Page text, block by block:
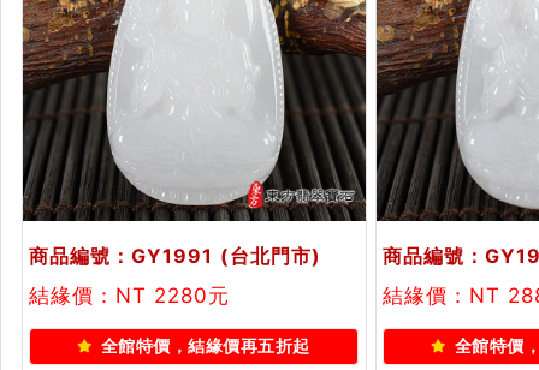
商品編號：GY1991 (台北門市)
結緣價：NT 2280元
全館特價，結緣價再五折起
商品編號：
結緣價：NT
全館特價